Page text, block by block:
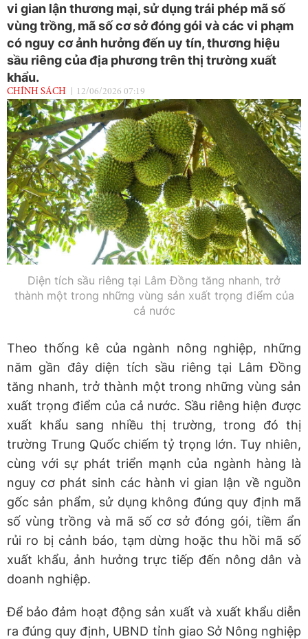
vi gian lận thương mại, sử dụng trái phép mã số
vùng trồng, mã số cơ sở đóng gói và các vi phạm
có nguy cơ ảnh hưởng đến uy tín, thương hiệu
sầu riêng của địa phương trên thị trường xuất
khẩu.
CHÍNH SÁCH 12/06/2026 07:19
Diện tích sầu riêng tại Lâm Đồng tăng nhanh, trở
thành một trong những vùng sản xuất trọng điểm của
cả nước
Theo thống kê của ngành nông nghiệp, những
năm gần đây diện tích sầu riêng tại Lâm Đồng
tăng nhanh, trở thành một trong những vùng sản
xuất trọng điểm của cả nước. Sầu riêng hiện được
xuất khẩu sang nhiều thị trường, trong đó thị
trường Trung Quốc chiếm tỷ trọng lớn. Tuy nhiên,
cùng với sự phát triển mạnh của ngành hàng là
nguy cơ phát sinh các hành vi gian lận về nguồn
gốc sản phẩm, sử dụng không đúng quy định mã
số vùng trồng và mã số cơ sở đóng gói, tiềm ẩn
rủi ro bị cảnh báo, tạm dừng hoặc thu hồi mã số
xuất khẩu, ảnh hưởng trực tiếp đến nông dân và
doanh nghiệp.
Để bảo đảm hoạt động sản xuất và xuất khẩu diễn
ra đúng quy định, UBND tỉnh giao Sở Nông nghiệp